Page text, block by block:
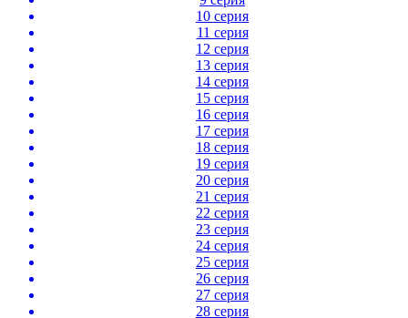
10 серия
11 серия
12 серия
13 серия
14 серия
15 серия
16 серия
17 серия
18 серия
19 серия
20 серия
21 серия
22 серия
23 серия
24 серия
25 серия
26 серия
27 серия
28 серия